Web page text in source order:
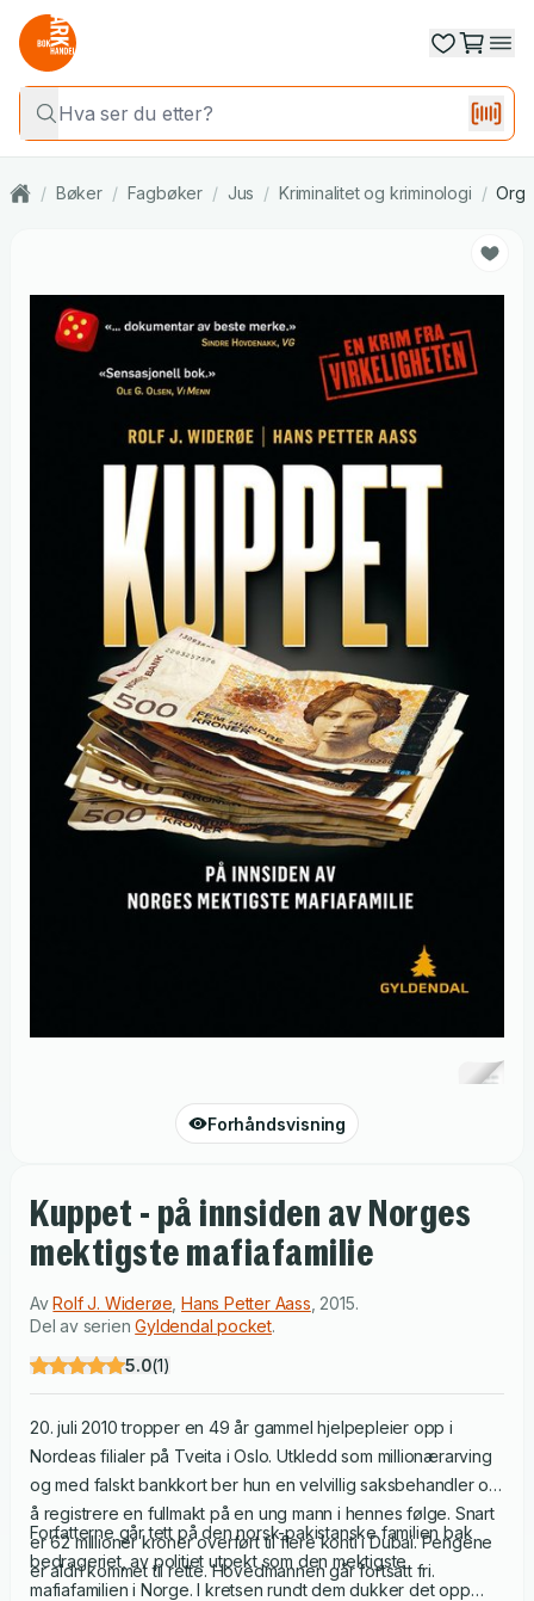
/ Bøker / Fagbøker / Jus / Kriminalitet og kriminologi /
Forhåndsvisning
Kuppet - på innsiden av Norges
mektigste mafiafamilie
AvRolf J. Widerøe ,Hans Petter Aass 2015.
Del av serienGyldendal pocket.
5.0(1)
20. juli 2010 tropper en 49 år gammel hjelpepleier opp i
Nordeas filialer på Tveita i Oslo. Utkledd som millionærarving
og med falskt bankkort ber hun en velvillig saksbehandler om
å registrere en fullmakt på en ung mann i hennes følge. Snart
er 62 millioner kroner overført til flere konti i Dubai. Pengene
er aldri kommet til rette. Hovedmannen går fortsatt fri.
Forfatterne går tett på den norsk-pakistanske familien bak
bedrageriet, av politiet utpekt som den mektigste
mafiafamilien i Norge. I kretsen rundt dem dukker det opp